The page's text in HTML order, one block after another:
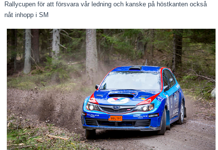
Rallycupen för att försvara vår ledning och kanske på höstkanten också
nåt inhopp i SM